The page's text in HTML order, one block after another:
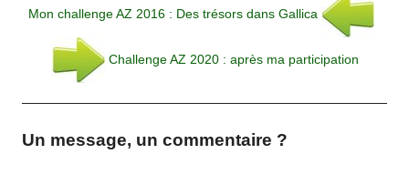
Mon challenge AZ 2016 : Des trésors dans Gallica
Challenge AZ 2020 : après ma participation
Un message, un commentaire ?